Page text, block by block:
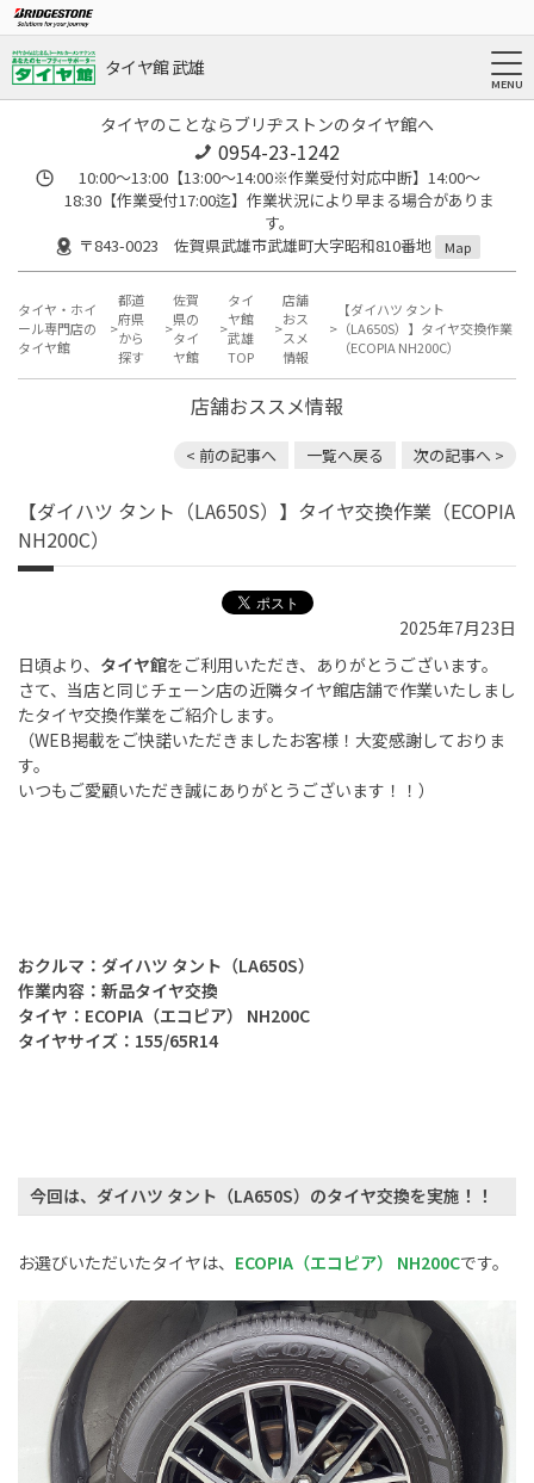
タイヤ館 武雄
タイヤのことならブリヂストンのタイヤ館へ
0954-23-1242
10:00～13:00【13:00～14:00※作業受付対応中断】14:00～
18:30【作業受付17:00迄】作業状況により早まる場合がありま
す。
〒843-0023 佐賀県武雄市武雄町大字昭和810番地
Map
タイヤ・ホイ
ール専門店の
タイヤ館
都道
府県
から
探す
佐賀
県の
タイ
ヤ館
タイ
ヤ館
武雄
TOP
店舗
おス
スメ
情報
【ダイハツ タント
（LA650S）】タイヤ交換作業
（ECOPIA NH200C）
店舗おススメ情報
< 前の記事へ 一覧へ戻る 次の記事へ >
【ダイハツ タント（LA650S）】タイヤ交換作業（ECOPIA
NH200C）
2025年7月23日
日頃より、 タイヤ館をご利用いただき、ありがとうございます。
さて、当店と同じチェーン店の近隣タイヤ館店舗で作業いたしまし
たタイヤ交換作業をご紹介します。
（WEB掲載をご快諾いただきましたお客様！大変感謝しておりま
す。
いつもご愛顧いただき誠にありがとうございます！！）
おクルマ：ダイハツ タント（LA650S）
作業内容：新品タイヤ交換
タイヤ：ECOPIA（エコピア） NH200C
タイヤサイズ：155/65R14
今回は、 ダイハツ タント（LA650S） のタイヤ交換を実施！！
お選びいただいたタイヤは、 ECOPIA（エコピア） NH200Cです。